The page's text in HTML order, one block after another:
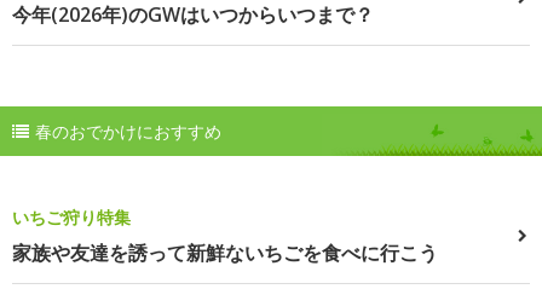
今年(2026年)のGWはいつからいつまで？
春のおでかけにおすすめ
いちご狩り特集
家族や友達を誘って新鮮ないちごを食べに行こう